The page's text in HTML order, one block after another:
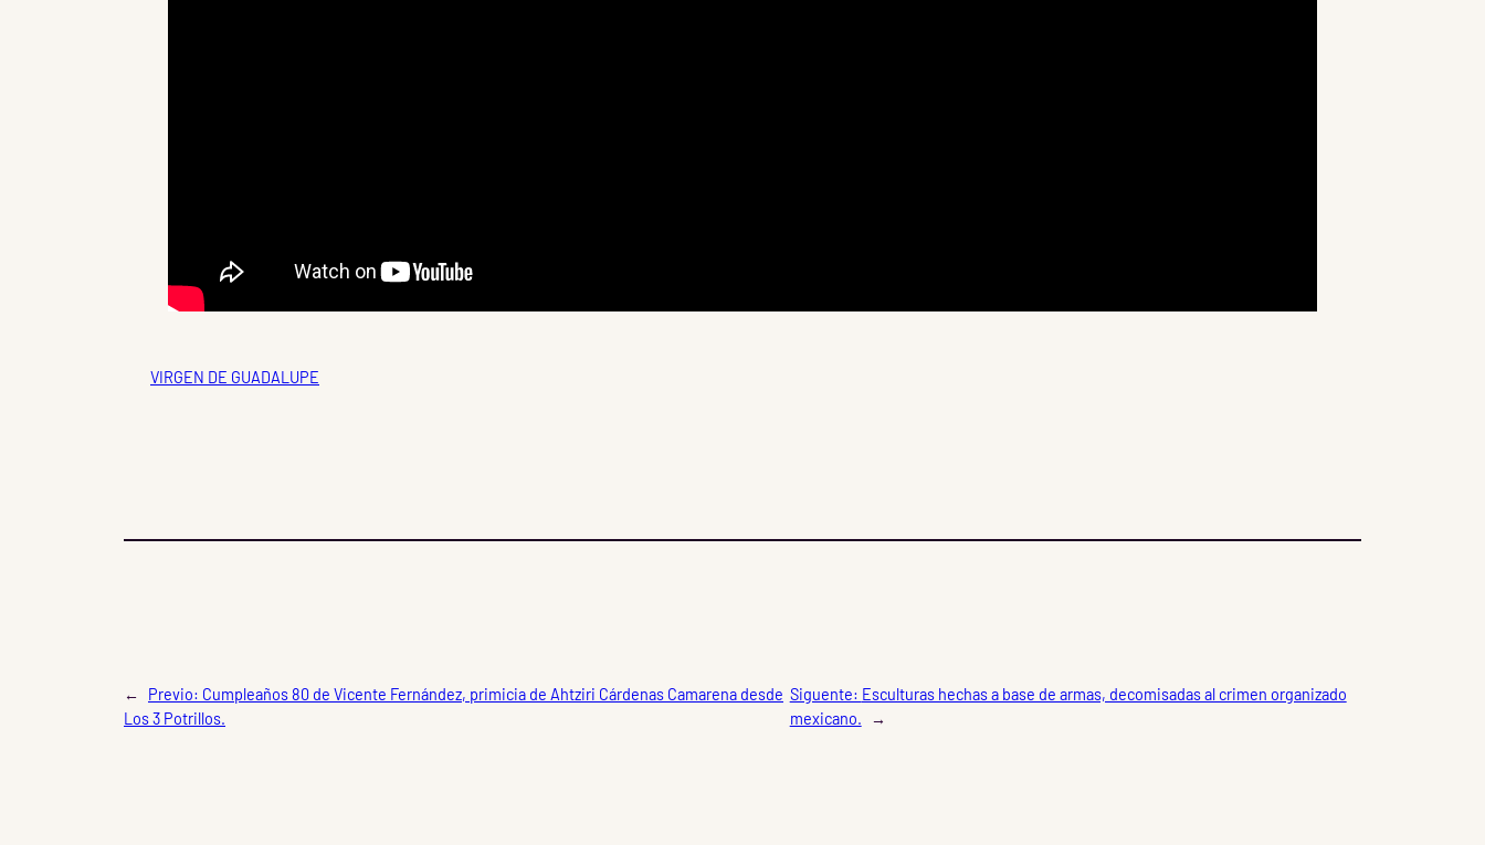
VIRGEN DE GUADALUPE
← Previo: Cumpleaños 80 de Vicente Fernández, primicia de Ahtziri Cárdenas Camarena desde
Los 3 Potrillos.
Siguente: Esculturas hechas a base de armas, decomisadas al crimen organizado
mexicano.
→